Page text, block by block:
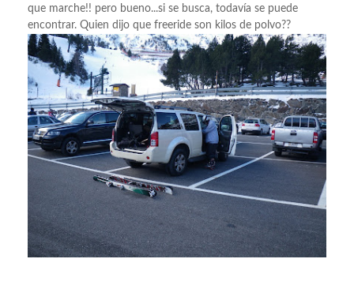
que marche!! pero bueno...si se busca, todavía se puede
encontrar. Quien dijo que freeride son kilos de polvo??